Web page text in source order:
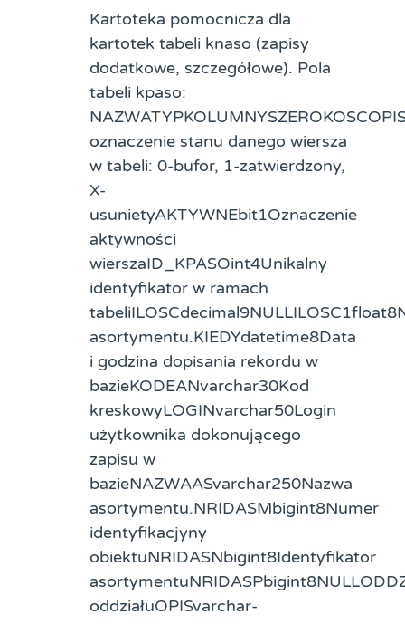
Kartoteka pomocnicza dla
kartotek tabeli knaso (zapisy
dodatkowe, szczegółowe). Pola
tabeli kpaso:
oznaczenie stanu danego wiersza
w tabeli: 0-bufor, 1-zatwierdzony,
X-
usunietyAKTYWNEbit1Oznaczenie
aktywności
wierszaID_KPASOint4Unikalny
identyfikator w ramach
asortymentu.KIEDYdatetime8Data
i godzina dopisania rekordu w
bazieKODEANvarchar30Kod
kreskowyLOGINvarchar50Login
użytkownika dokonującego
zapisu w
bazieNAZWAASvarchar250Nazwa
asortymentu.NRIDASMbigint8Numer
identyfikacjyny
obiektuNRIDASNbigint8Identyfikator
oddziałuOPISvarchar-